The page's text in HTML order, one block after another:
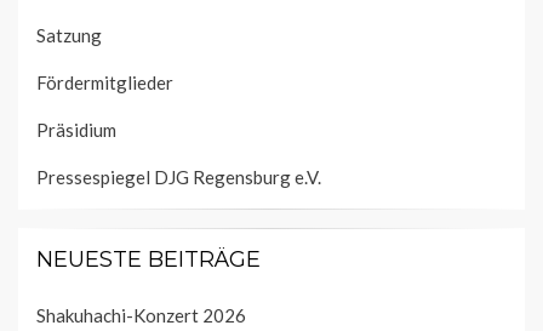
Satzung
Fördermitglieder
Präsidium
Pressespiegel DJG Regensburg e.V.
NEUESTE BEITRÄGE
Shakuhachi-Konzert 2026